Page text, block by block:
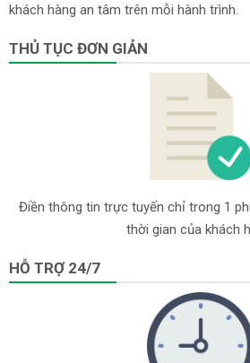
khách hàng an tâm trên mỗi hành trình.
THỦ TỤC ĐƠN GIẢN
Điền thông tin trực tuyến chỉ trong 1
thời gian của khách
HỖ TRỢ 24/7